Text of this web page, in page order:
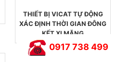
THIẾT BỊ VICAT TỰ ĐỘNG
XÁC ĐỊNH THỜI GIAN ĐÔNG
KẾT XI MĂNG
0917 738 499